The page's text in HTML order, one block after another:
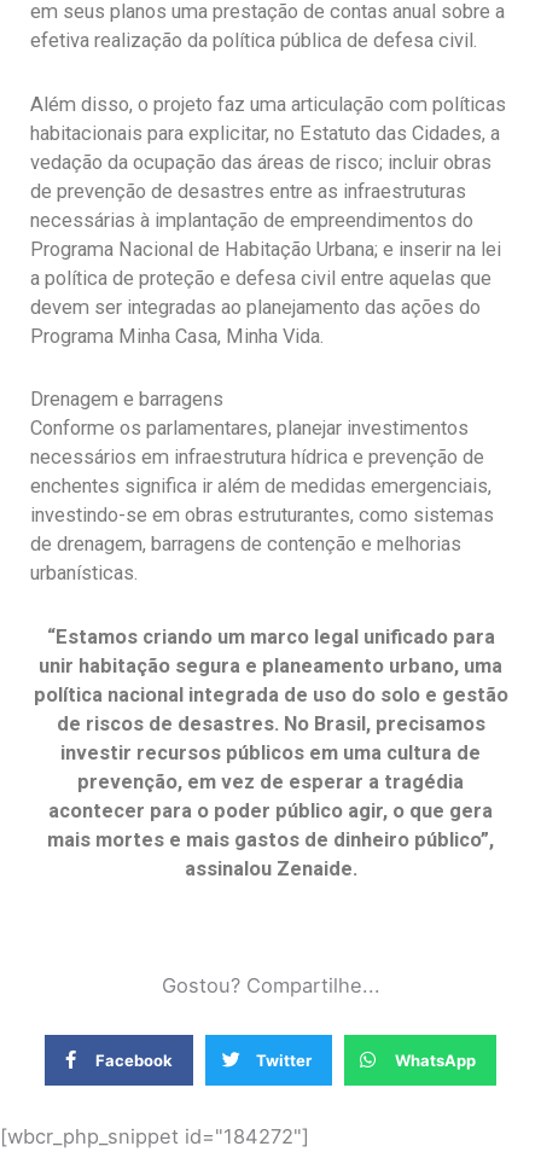
em seus planos uma prestação de contas anual sobre a
efetiva realização da política pública de defesa civil.
Além disso, o projeto faz uma articulação com políticas
habitacionais para explicitar, no Estatuto das Cidades, a
vedação da ocupação das áreas de risco; incluir obras
de prevenção de desastres entre as infraestruturas
necessárias à implantação de empreendimentos do
Programa Nacional de Habitação Urbana; e inserir na lei
a política de proteção e defesa civil entre aquelas que
devem ser integradas ao planejamento das ações do
Programa Minha Casa, Minha Vida.
Drenagem e barragens
Conforme os parlamentares, planejar investimentos
necessários em infraestrutura hídrica e prevenção de
enchentes significa ir além de medidas emergenciais,
investindo-se em obras estruturantes, como sistemas
de drenagem, barragens de contenção e melhorias
urbanísticas.
“Estamos criando um marco legal unificado para
unir habitação segura e planeamento urbano, uma
política nacional integrada de uso do solo e gestão
de riscos de desastres. No Brasil, precisamos
investir recursos públicos em uma cultura de
prevenção, em vez de esperar a tragédia
acontecer para o poder público agir, o que gera
mais mortes e mais gastos de dinheiro público”,
assinalou Zenaide.
Gostou? Compartilhe...
Facebook Twitter WhatsApp
[wbcr_php_snippet id="184272"]